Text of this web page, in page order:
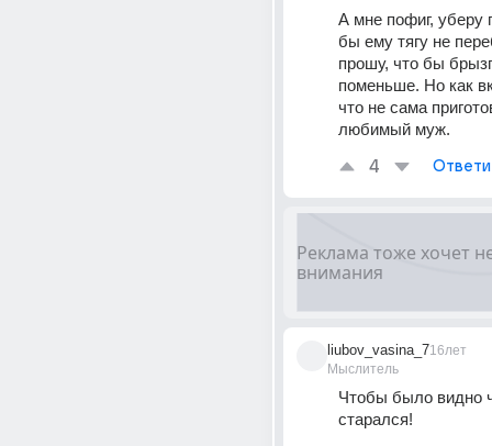
А мне пофиг, уберу
бы ему тягу не
прошу, что бы
поменьше. Но как
что не сама
любимый муж.
4
liubov_vasina_7
Мыслитель
16лет
Чтобы было видно
старался!